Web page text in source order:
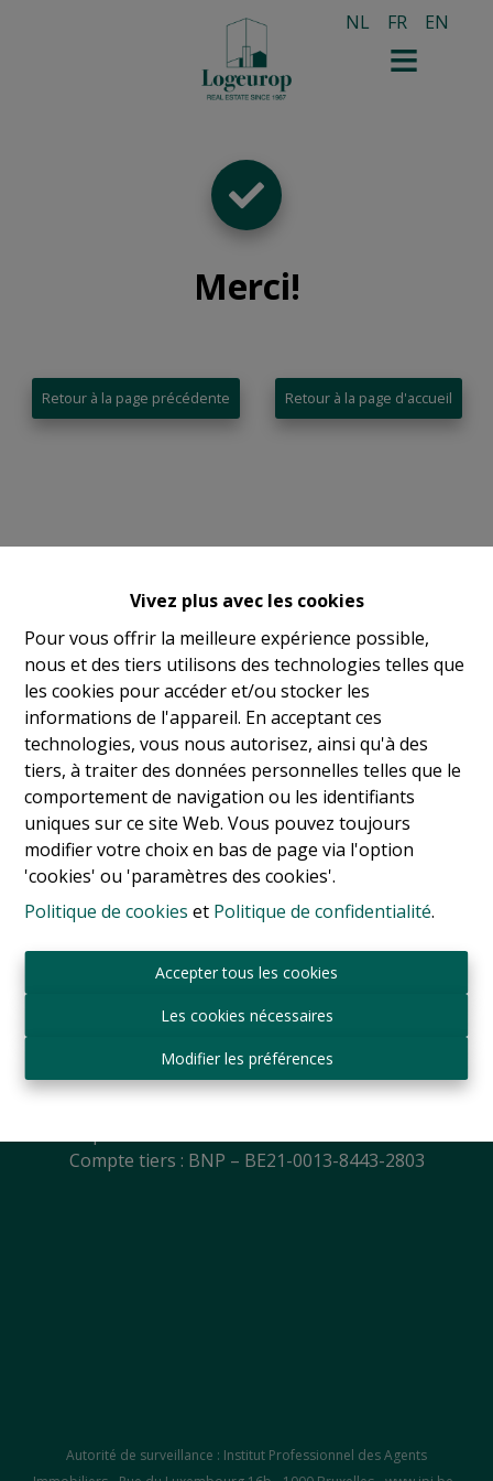
Vivez plus avec les cookies
Pour vous offrir la meilleure expérience possible,
nous et des tiers utilisons des technologies telles que
les cookies pour accéder et/ou stocker les
informations de l'appareil. En acceptant ces
technologies, vous nous autorisez, ainsi qu'à des
tiers, à traiter des données personnelles telles que le
comportement de navigation ou les identifiants
uniques sur ce site Web. Vous pouvez toujours
modifier votre choix en bas de page via l'option
'cookies' ou 'paramètres des cookies'.
Politique de cookies et Politique de confidentialité.
Accepter tous les cookies
Les cookies nécessaires
Modifier les préférences
NL FR EN
Merci!
Retour à la page précédente Retour à la page d'accueil
Sint-Jansbergdreef 2
3090 Overijse
Tél:+ 32 2 345 90 80
T.V.A.: BE 0427.864.129
Agent Immobilier agréé IPI
Agréation IPI (Belgique)
Compte tiers : BNP – BE21-0013-8443-2803
Autorité de surveillance : Institut Professionnel des Agents